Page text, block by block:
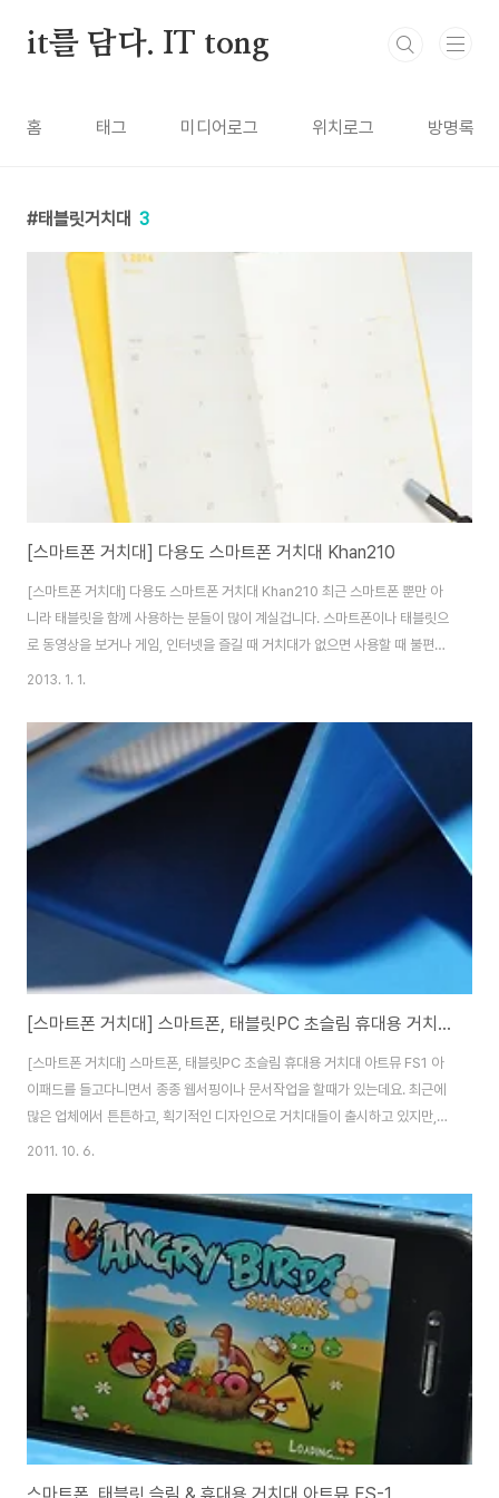
it를 담다. IT tong
홈 태그 미디어로그 위치로그 방명록
태블릿거치대 3
[스마트폰 거치대] 다용도 스마트폰 거치대 Khan210
[스마트폰 거치대] 다용도 스마트폰 거치대 Khan210 최근 스마트폰 뿐만 아
니라 태블릿을 함께 사용하는 분들이 많이 계실겁니다. 스마트폰이나 태블릿으
로 동영상을 보거나 게임, 인터넷을 즐길 때 거치대가 없으면 사용할 때 불편할
때가 많이 있는것 같습니다. 저의 경우 스마트폰과 태블릿 각각의 거치대를 사
불편한게 아닙니다. 이번에 소개해드릴 제품은 스마트폰과 태블릿, 디지털 카
메라, 그리고 책과 노트북 거치대로 활용할 수 있는 다용도 스마트 거치대
Khan210 입니다. 제품 박스는 직사각형으로 제품의 특징을 소개되어 있었는
데요. 제품의 특징으로는 스마트폰, 태블릿, 카메라, 책 등을 거치할 수 있는 기
능과 헤드와 바디, 팔과 ..
2013. 1. 1.
[스마트폰 거치대] 스마트폰, 태블릿PC 초슬림 휴대용 거치대 아트뮤 FS1
[스마트폰 거치대] 스마트폰, 태블릿PC 초슬림 휴대용 거치대 아트뮤 FS1 아
이패드를 들고다니면서 종종 웹서핑이나 문서작업을 할때가 있는데요. 최근에
많은 업체에서 튼튼하고, 획기적인 디자인으로 거치대들이 출시하고 있지만,
대다수 거치대들은 휴대성이 아쉬운게 사실입니다. 거기다 괜찮다 싶은 거치대
이템인데요. 오늘 소개해드릴 거치대는 악세사리 전문 업체인 아트뮤에서 만든
휴대용으로 쓰기 편하고, 가볍고 슬림한 FOLDING STAND-FS1 제품입니
다. 재질은 에나멜 합지로 되어 있고, 색상은 Sky Blue, Pure Pink로 두가지
색상으로 출시되어 있습니다. 포장케이스도 슬림합니다. 앞면에는 스마트폰,
태블릿PC에서 활용이..
2011. 10. 6.